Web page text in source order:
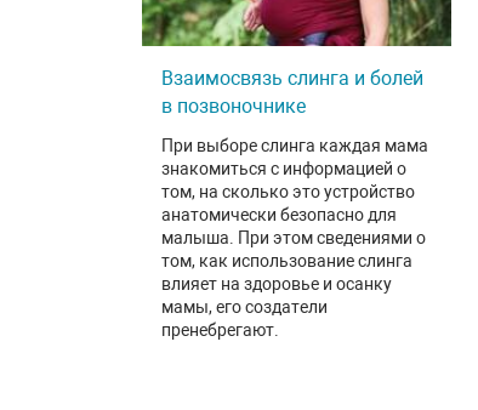
Взаимосвязь слинга и болей
в позвоночнике
При выборе слинга каждая мама
знакомиться с информацией о
том, на сколько это устройство
анатомически безопасно для
малыша. При этом сведениями о
том, как использование слинга
влияет на здоровье и осанку
мамы, его создатели
пренебрегают.